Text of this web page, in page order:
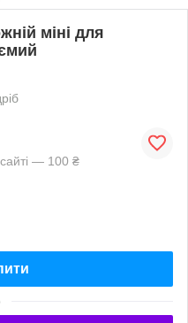
міні для
— 100 ₴